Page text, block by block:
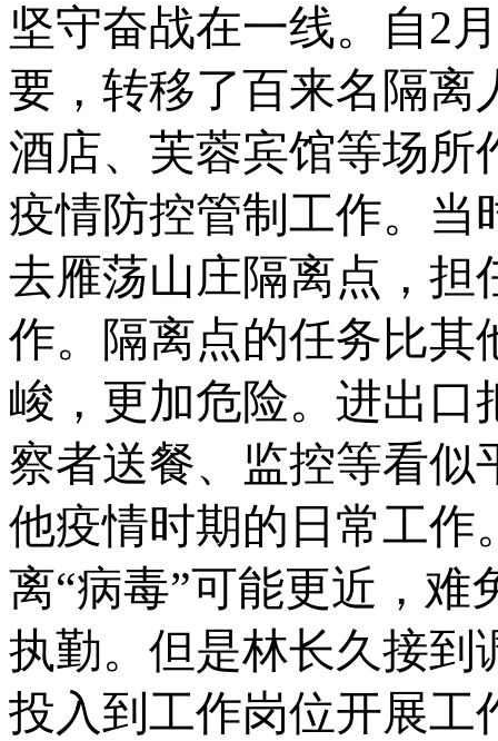
坚守奋战在一线。自2 月
要，转移了百来名隔离
酒店、芙蓉宾馆等场所
疫情防控管制工作。当
去雁荡山庄隔离点，担
作。隔离点的任务比其
峻，更加危险。进出口
察者送餐、监控等看似
他疫情时期的日常工作
离“病毒”可能更近，难
执勤。但是林长久接到
投入到工作岗位开展工